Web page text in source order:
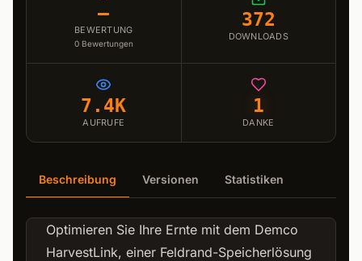
–
BEWERTUNG
0 Bewertungen
372
DOWNLOADS
7.4K
AUFRUFE
1
DANKE
Beschreibung Versionen Statistiken
Optimieren Sie Ihre Ernte mit dem Demco
HarvestLink, einer Feldrand-Speicherlösung